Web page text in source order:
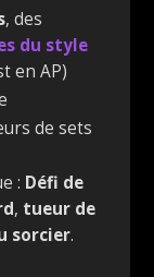
, des
du style
en AP)
de sets
: Défi de
, tueur de
sorcier.